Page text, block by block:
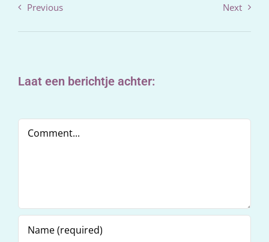
Previous Next
Laat een berichtje achter:
Comment